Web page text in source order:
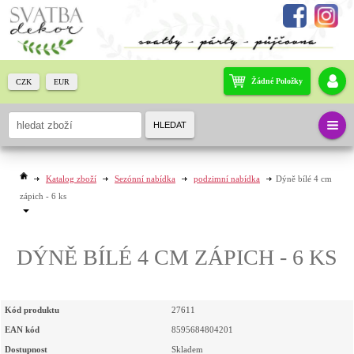
Katalog zboží Sezónní nabídka podzimní nabídka
Dýně bílé 4 cm
zápich - 6 ks
DÝNĚ BÍLÉ 4 CM ZÁPICH - 6 KS
Kód produktu 27611
EAN kód 8595684804201
Dostupnost Skladem
Žádné Položky
CZK EUR
HLEDAT